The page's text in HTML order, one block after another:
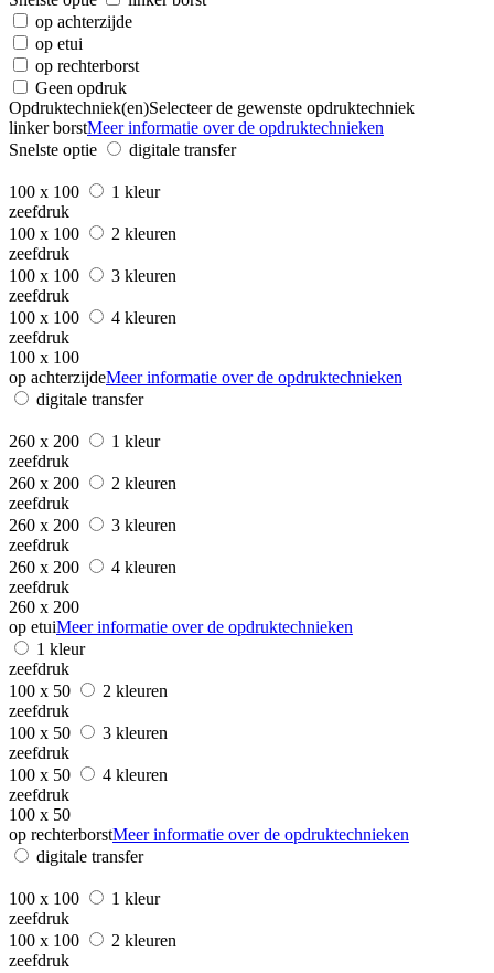
op achterzijde
op etui
op rechterborst
Geen opdruk
Opdruktechniek(en)Selecteer de gewenste opdruktechniek
linker borstMeer informatie over de opdruktechnieken
Snelste optie
digitale transfer
100 x 100
1 kleur
zeefdruk
100 x 100
2 kleuren
zeefdruk
100 x 100
3 kleuren
zeefdruk
100 x 100
4 kleuren
zeefdruk
100 x 100
op achterzijdeMeer informatie over de opdruktechnieken
digitale transfer
260 x 200
1 kleur
zeefdruk
260 x 200
2 kleuren
zeefdruk
260 x 200
3 kleuren
zeefdruk
260 x 200
4 kleuren
zeefdruk
260 x 200
op etuiMeer informatie over de opdruktechnieken
1 kleur
zeefdruk
100 x 50
2 kleuren
zeefdruk
100 x 50
3 kleuren
zeefdruk
100 x 50
4 kleuren
zeefdruk
100 x 50
op rechterborstMeer informatie over de opdruktechnieken
digitale transfer
100 x 100
1 kleur
zeefdruk
100 x 100
2 kleuren
zeefdruk